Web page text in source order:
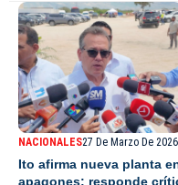
NACIONALES27 De Marzo De 2026
Ito afirma nueva planta
apagones; responde